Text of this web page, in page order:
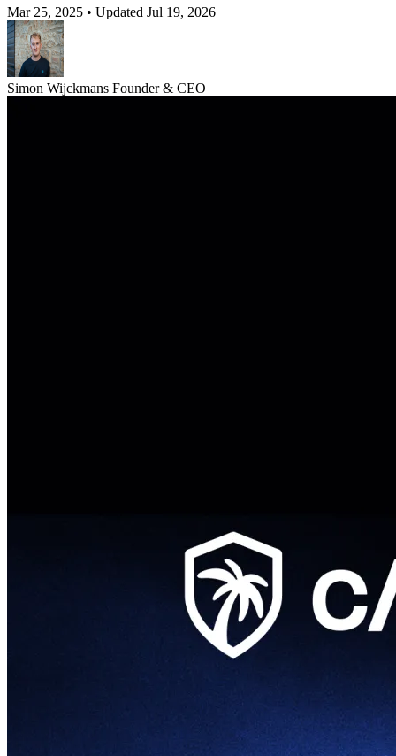
Mar 25, 2025 • Updated Jul 19, 2026
Simon Wijckmans Founder & CEO